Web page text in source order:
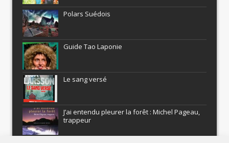
Polars Suédois
Guide Tao Laponie
Le sang versé
J’ai entendu pleurer la forêt : Michel Pageau,
trappeur